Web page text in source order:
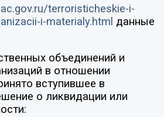
terroristicheskie-i-
i-materialy.html данные
объединений и
в отношении
вступившее в
о ликвидации или